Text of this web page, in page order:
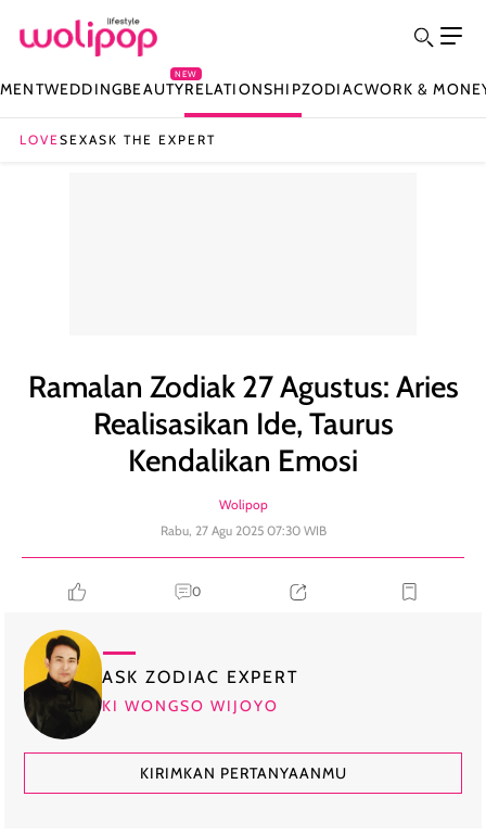
WEDDINGBEAUTY
NEW
RELATIONSHIPZODIACWORK &
LOVESEXASK THE EXPERT
Ramalan Zodiak 27 Agustus: Aries
Realisasikan Ide, Taurus
Kendalikan Emosi
Wolipop
Rabu, 27 Agu 2025 07:30 WIB
0
ASK ZODIAC EXPERT
KI WONGSO WIJOYO
KIRIMKAN PERTANYAANMU